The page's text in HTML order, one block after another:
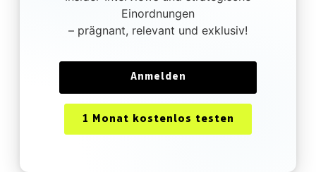
Einordnungen
– prägnant, relevant und exklusiv!
Anmelden
1 Monat kostenlos testen